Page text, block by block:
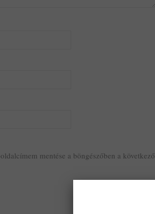
mentése a böngészőben a következő